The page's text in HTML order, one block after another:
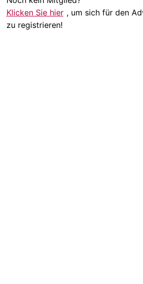
Klicken Sie hier , um sich für den
zu registrieren!